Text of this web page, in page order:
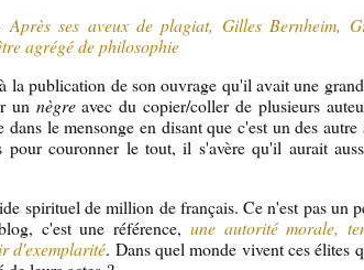
Après ses aveux de plagiat, Gilles Bernheim,
agrégé de philosophie
la publication de son ouvrage qu'il avait une
un nègreavec du copier/coller de plusieurs
le mensonge en disant que c'est un des
pour couronner le tout, il s'avère qu'il aurait
spirituel de million de français. Ce n'est pas un
c'est une référence, une autorité morale,
d'exemplarité. Dans quel monde vivent ces élites